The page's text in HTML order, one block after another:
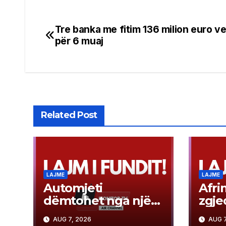
Post
Tre banka me fitim 136 milion euro
për 6 muaj
Related Post
LAJME
Automjeti
dëmtohet nga një
plumb qorr në
AUG 7, 2026
LAJME
AUG